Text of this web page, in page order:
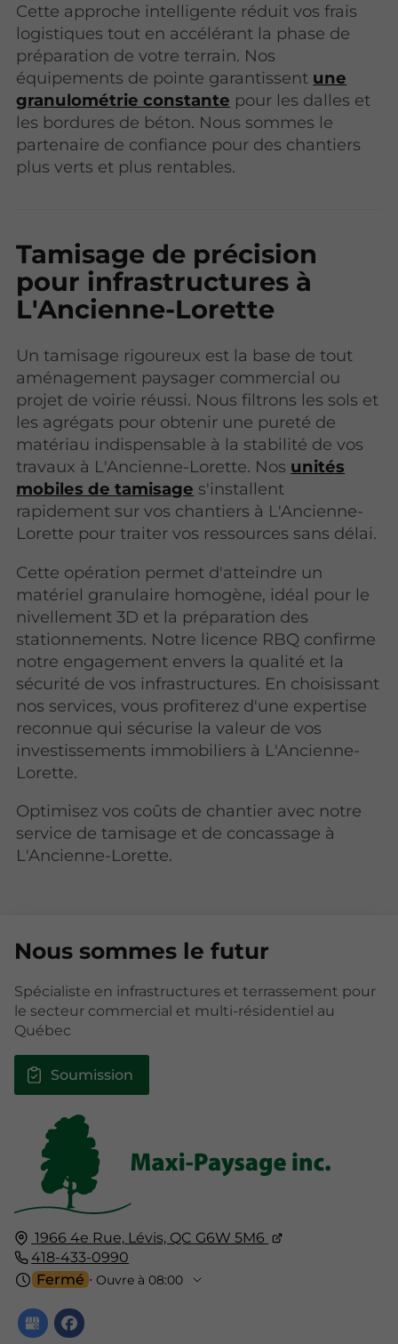
Cette approche intelligente réduit vos frais
logistiques tout en accélérant la phase de
préparation de votre terrain. Nos
équipements de pointe garantissent une
granulométrie constante pour les dalles et
les bordures de béton. Nous sommes le
partenaire de confiance pour des chantiers
plus verts et plus rentables.
Tamisage de précision
pour infrastructures à
L'Ancienne-Lorette
Un tamisage rigoureux est la base de tout
aménagement paysager commercial ou
projet de voirie réussi. Nous filtrons les sols et
les agrégats pour obtenir une pureté de
matériau indispensable à la stabilité de vos
travaux à L'Ancienne-Lorette. Nos unités
mobiles de tamisage s'installent
rapidement sur vos chantiers à L'Ancienne-
Lorette pour traiter vos ressources sans délai.
Cette opération permet d'atteindre un
matériel granulaire homogène, idéal pour le
nivellement 3D et la préparation des
stationnements. Notre licence RBQ confirme
notre engagement envers la qualité et la
sécurité de vos infrastructures. En choisissant
nos services, vous profiterez d'une expertise
reconnue qui sécurise la valeur de vos
investissements immobiliers à L'Ancienne-
Lorette.
Optimisez vos coûts de chantier avec notre
service de tamisage et de concassage à
L'Ancienne-Lorette.
1966 4e Rue, Lévis, QC G6W 5M6
418-433-0990
Fermé ⋅ Ouvre à 08:00
Nous sommes le futur
Spécialiste en infrastructures et terrassement pour
le secteur commercial et multi-résidentiel au
Québec
Soumission